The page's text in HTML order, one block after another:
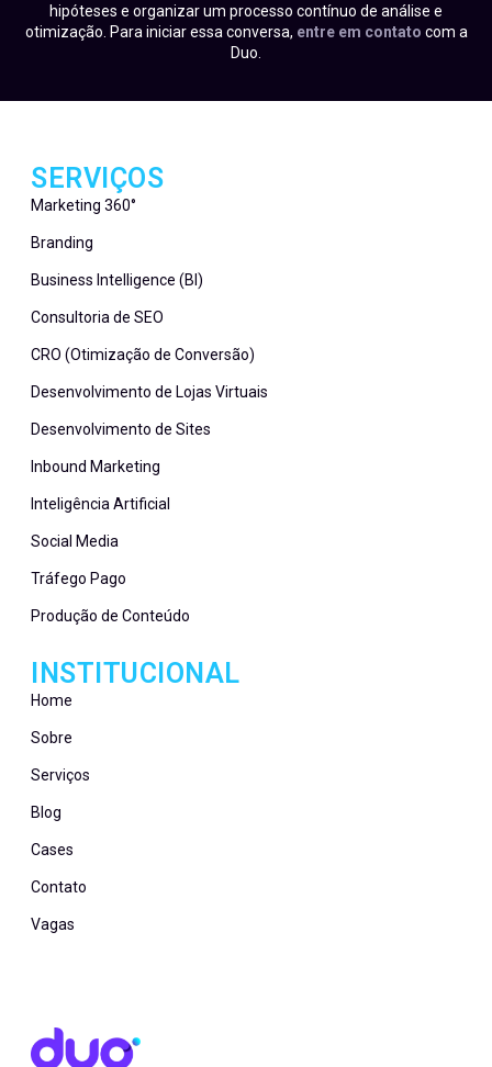
hipóteses e organizar um processo contínuo de análise e
otimização. Para iniciar essa conversa, entre em contato com a
Duo.
SERVIÇOS
Marketing 360°
Branding
Business Intelligence (BI)
Consultoria de SEO
CRO (Otimização de Conversão)
Desenvolvimento de Lojas Virtuais
Desenvolvimento de Sites
Inbound Marketing
Inteligência Artificial
Social Media
Tráfego Pago
Produção de Conteúdo
INSTITUCIONAL
Home
Sobre
Serviços
Blog
Cases
Contato
Vagas